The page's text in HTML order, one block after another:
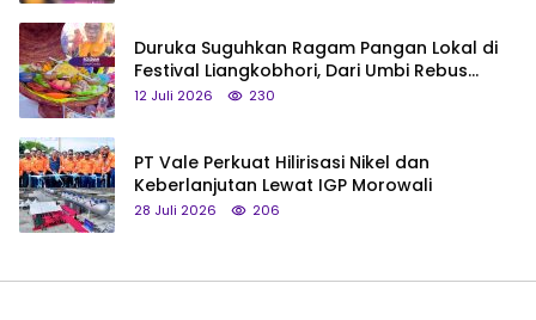
Duruka Suguhkan Ragam Pangan Lokal di
Festival Liangkobhori, Dari Umbi Rebus
hingga Tumpeng Beras Muna
12 Juli 2026 230
PT Vale Perkuat Hilirisasi Nikel dan
Keberlanjutan Lewat IGP Morowali
28 Juli 2026 206